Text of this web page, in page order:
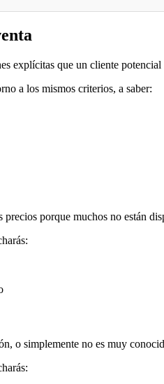
explícitas que un cliente
a los mismos criterios, a saber:
porque muchos no están
o simplemente no es muy